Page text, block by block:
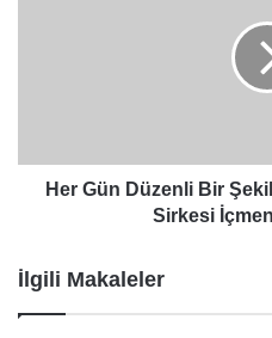
Elma
SirkesiHer Gün Düzenli Bir
Sirkesi
İlgili Makaleler